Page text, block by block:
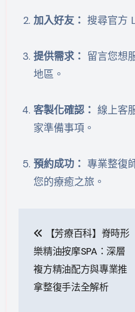
加入好友： 搜尋官方
提供需求： 留言您想
地區。
客製化確認： 線上客
家準備事項。
預約成功： 專業整復
您的療癒之旅。
章
導
覽
【芳療百科】脊時形
樂精油按摩SPA：深層
複方精油配方與專業推
拿整復手法全解析